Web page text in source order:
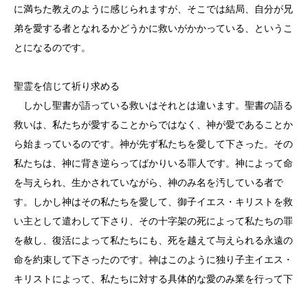
に満ちた教えのように感じられますが、そこでは結局、自分が兄
弟を愛する者となれるかどうかに救いがかかっている、というこ
とになるのです。
聖霊を信じて祈り求める
しかし聖書が語っている救いはそれとは違います。聖書の語る
救いは、私たちが愛することからではなく、神が愛であることか
ら始まっているのです。神が先ず私たちを愛して下さった。その
私たちは、神に背き逆らってばかりいる罪人です。神によって命
を与えられ、生かされていながら、神のみ名を汚している者で
す。しかし神はその私たちを愛して、御子イエス・キリストを救
い主として遣わして下さり、その十字架の死によって私たちの罪
を赦し、復活によって私たちにも、死を越えて与えられる永遠の
命を約束して下さったのです。神はこのように独り子主イエス・
キリストによって、私たちに対する具体的な愛のみ業を行って下